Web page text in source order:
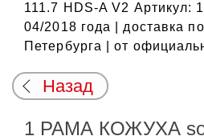
111.7 HDS-A V2 Артикул:
04/2018 года | доставка
Петербурга | от
Назад
1 РАМА КОЖУХА